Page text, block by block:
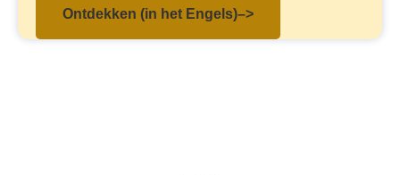
Ontdekken (in het Engels)–>